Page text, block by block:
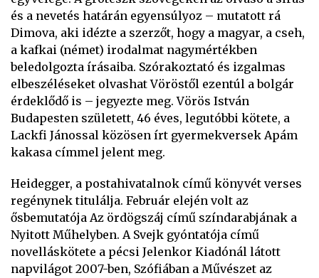
és a nevetés határán egyensúlyoz – mutatott rá
Dimova, aki idézte a szerzőt, hogy a magyar, a cseh,
a kafkai (német) irodalmat nagymértékben
beledolgozta írásaiba. Szórakoztató és izgalmas
elbeszéléseket olvashat Vöröstől ezentúl a bolgár
érdeklődő is – jegyezte meg. Vörös István
Budapesten született, 46 éves, legutóbbi kötete, a
Lackfi Jánossal közösen írt gyermekversek Apám
kakasa címmel jelent meg.
Heidegger, a postahivatalnok című könyvét verses
regénynek titulálja. Február elején volt az
ősbemutatója Az ördögszáj című színdarabjának a
Nyitott Műhelyben. A Svejk gyóntatója című
novelláskötete a pécsi Jelenkor Kiadónál látott
napvilágot 2007-ben, Szófiában a Művészet az